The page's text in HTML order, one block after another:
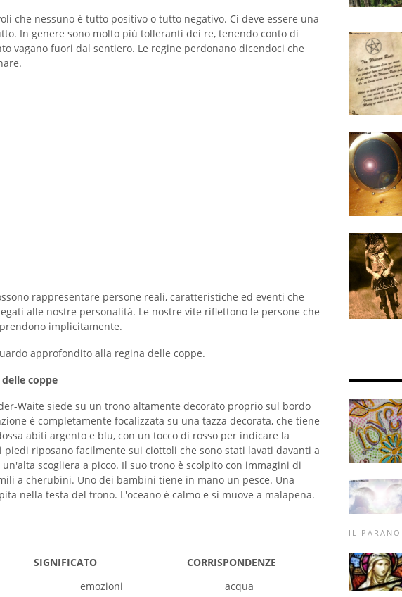
che nessuno è tutto positivo o tutto negativo. Ci deve essere una
In genere sono molto più tolleranti dei re, tenendo conto di
vagano fuori dal sentiero. Le regine perdonano dicendoci che
rappresentare persone reali, caratteristiche ed eventi che
alle nostre personalità. Le nostre vite riflettono le persone che
implicitamente.
approfondito alla regina delle coppe.
coppe
Waite siede su un trono altamente decorato proprio sul bordo
è completamente focalizzata su una tazza decorata, che tiene
abiti argento e blu, con un tocco di rosso per indicare la
piedi riposano facilmente sui ciottoli che sono stati lavati davanti a
scogliera a picco. Il suo trono è scolpito con immagini di
a cherubini. Uno dei bambini tiene in mano un pesce. Una
nella testa del trono. L'oceano è calmo e si muove a malapena.
SIGNIFICATO
CORRISPONDENZE
emozioni
acqua
IL